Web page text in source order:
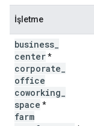
İşletme
business
center*
corporate
office
coworking
space *
farm